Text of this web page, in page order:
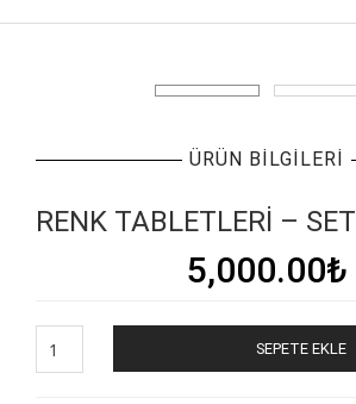
ÜRÜN BILGILERI
RENK TABLETLERI –
5,000.00₺
Tabletleri
SEPETE EKLE